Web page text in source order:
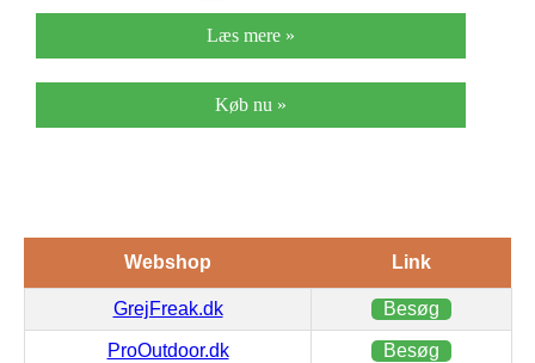
Læs mere »
Køb nu »
Webshop Link
GrejFreak.dk Besøg
ProOutdoor.dk Besøg